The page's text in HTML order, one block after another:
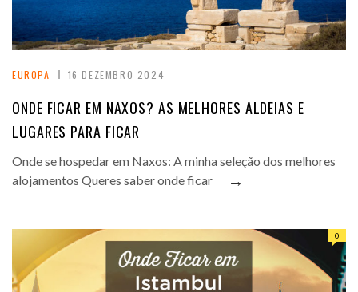
EUROPA 16 DEZEMBRO 2024
ONDE FICAR EM NAXOS? AS MELHORES ALDEIAS E
LUGARES PARA FICAR
Onde se hospedar em Naxos: A minha seleção dos melhores
alojamentos Queres saber onde ficar
→
0